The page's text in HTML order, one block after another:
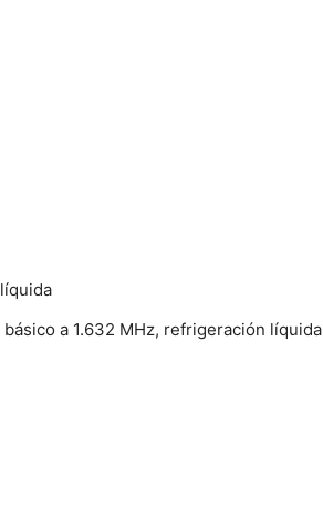
básico a 1.632 MHz, refrigeración líquida